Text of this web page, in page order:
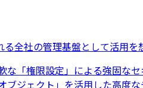
全社の管理基盤として活用を
な「権限設定」による強固な
ブジェクト」を活用した高度